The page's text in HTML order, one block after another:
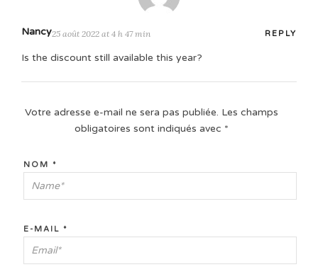
Nancy25 août 2022 at 4 h 47 min REPLY
Is the discount still available this year?
Votre adresse e-mail ne sera pas publiée. Les champs
obligatoires sont indiqués avec *
NOM *
E-MAIL *